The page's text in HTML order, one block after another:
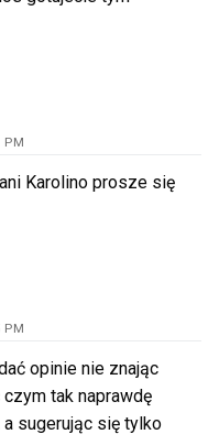
PM
Karolino prosze się
PM
opinie nie znając
tak naprawdę
sugerując się tylko